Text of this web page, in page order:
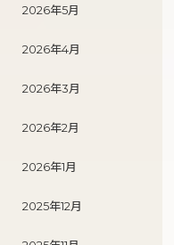
2026年5月
2026年4月
2026年3月
2026年2月
2026年1月
2025年12月